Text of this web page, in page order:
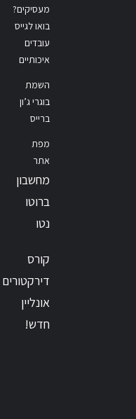
מעסיקים?
בואו לגייס
עובדים
איכותיים
השמת
בוגרי ג’ון
ברייס
מפת
אתר
מחשבון
ברוטו
נטו
קורס
דירקטורים
אונליין
חדש!